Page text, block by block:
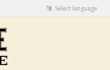
Select language